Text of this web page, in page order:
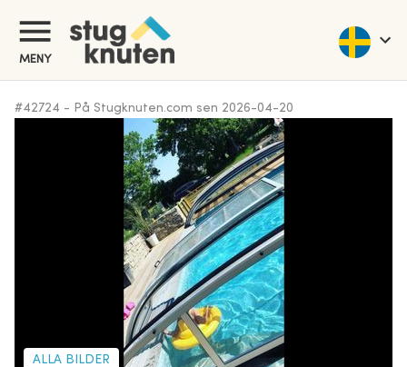
MENY
#42724 - På Stugknuten.com sen 2026-04-20
ALLA BILDER